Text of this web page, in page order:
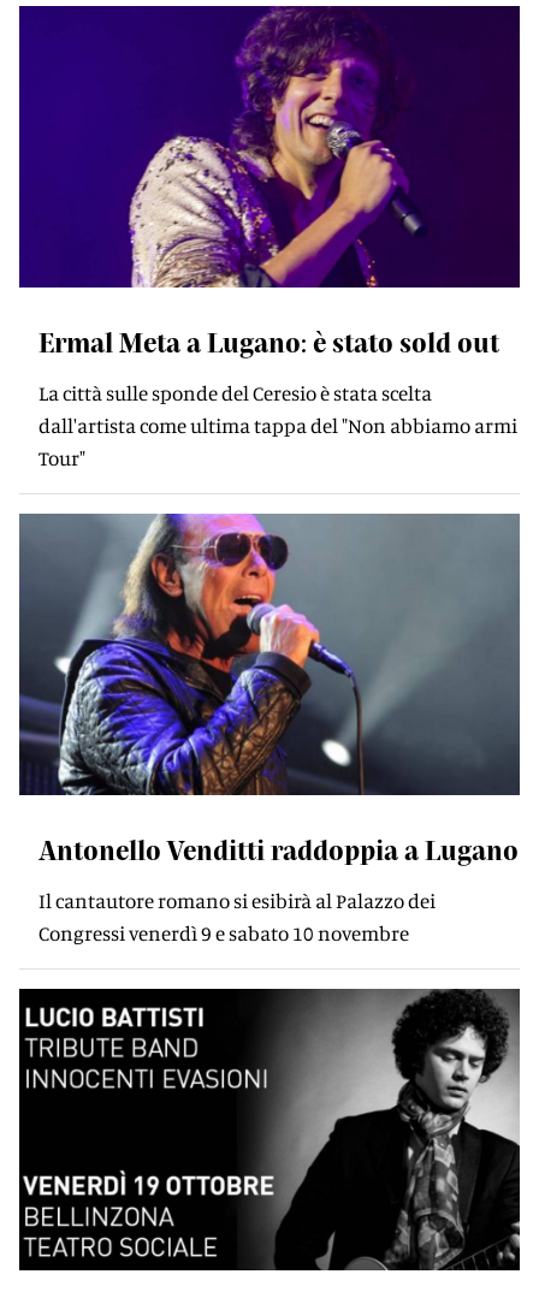
Ermal Meta a Lugano: è stato sold out
La città sulle sponde del Ceresio è stata scelta
dall'artista come ultima tappa del "Non abbiamo armi
Tour"
Antonello Venditti raddoppia a Lugano
Il cantautore romano si esibirà al Palazzo dei
Congressi venerdì 9 e sabato 10 novembre